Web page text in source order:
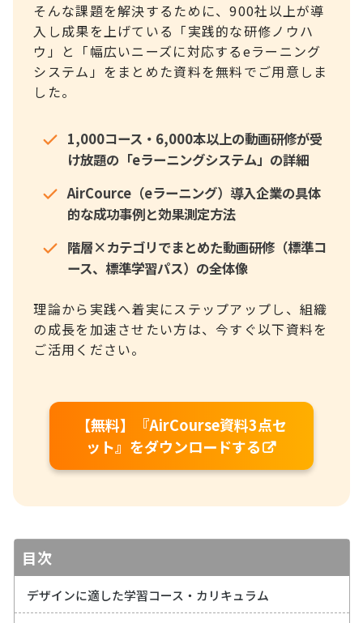
そんな課題を解決するために、900社以上が導
入し成果を上げている「実践的な研修ノウハ
ウ」と「幅広いニーズに対応するeラーニング
システム」をまとめた資料を無料でご用意しま
した。
1,000コース・6,000本以上の動画研修が受
け放題の「eラーニングシステム」の詳細
AirCource（eラーニング）導入企業の具体
的な成功事例と効果測定方法
階層×カテゴリでまとめた動画研修（標準コ
ース、標準学習パス）の全体像
理論から実践へ着実にステップアップし、組織
の成長を加速させたい方は、今すぐ以下資料を
ご活用ください。
【無料】『AirCourse資料3点セ
ット』をダウンロードする
目次
デザインに適した学習コース・カリキュラム